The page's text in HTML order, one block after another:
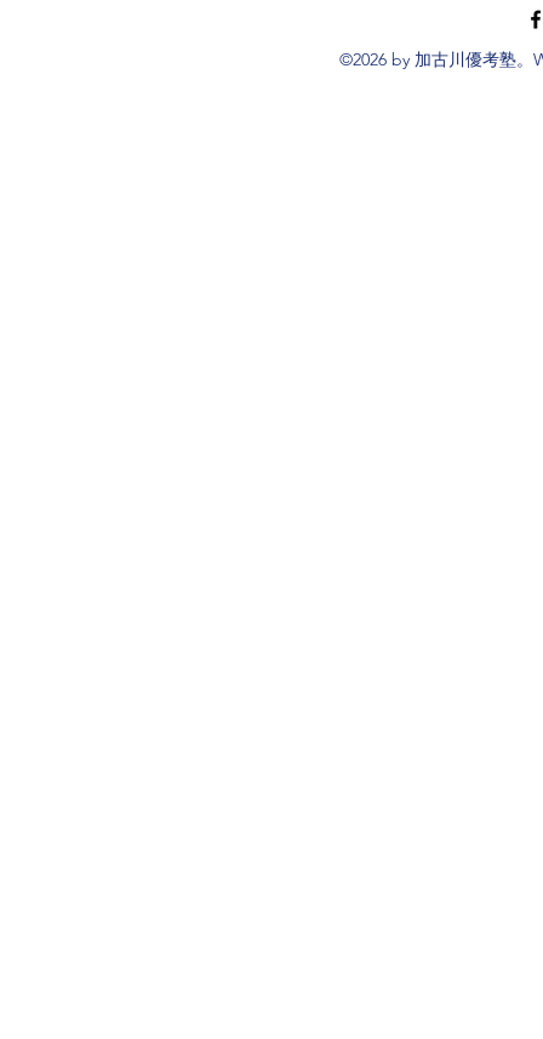
生]（現在
了しており
©2026 by 加古川優考塾。